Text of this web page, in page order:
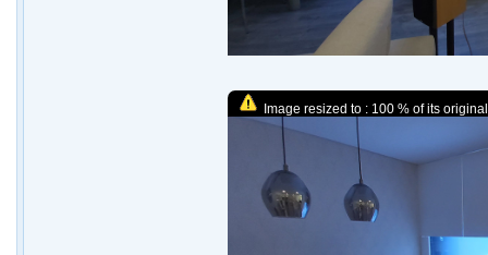
Image resized to : 100 % of its